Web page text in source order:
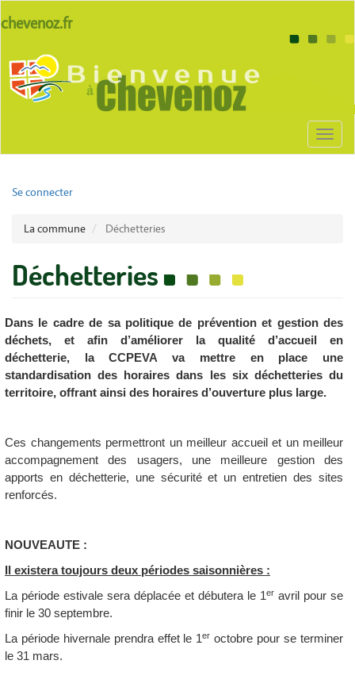
au
principal
lien
chevenoz
chevenoz.fr
Toggle
User
menu
Se connecter
La commune Déchetteries
Déchetteries
Dans le cadre de sa politique de prévention et gestion des
déchets, et afin d’améliorer la qualité d’accueil en
déchetterie, la CCPEVA va mettre en place une
standardisation des horaires dans les six déchetteries du
territoire, offrant ainsi des horaires d’ouverture plus large.
Ces changements permettront un meilleur accueil et un meilleur
accompagnement des usagers, une meilleure gestion des
apports en déchetterie, une sécurité et un entretien des sites
renforcés.
NOUVEAUTE :
Il existera toujours deux périodes saisonnières :
La période estivale sera déplacée et débutera le 1er avril pour se
finir le 30 septembre.
La période hivernale prendra effet le 1er octobre pour se terminer
le 31 mars.